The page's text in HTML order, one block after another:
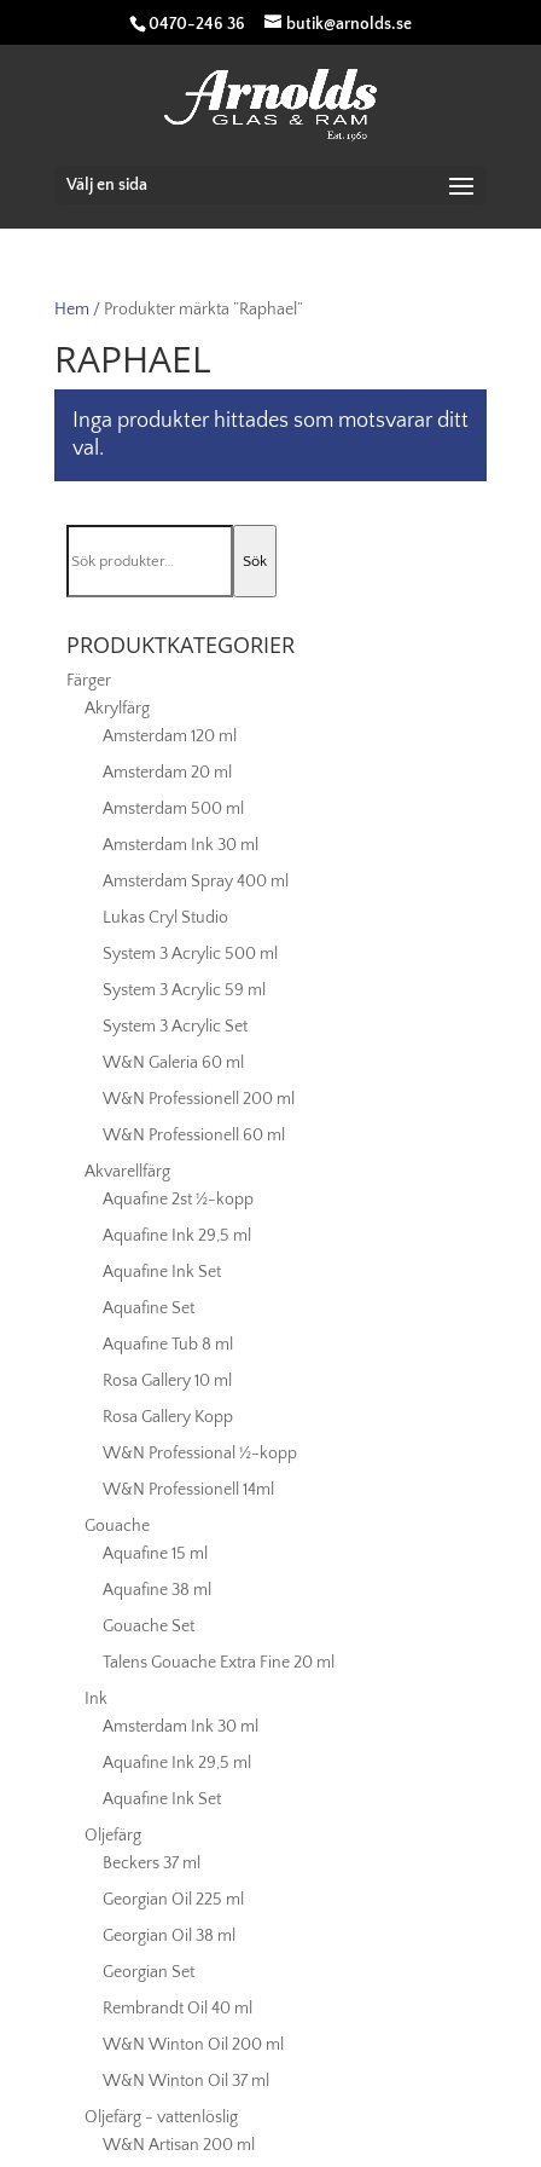
0470-246 36 butik@arnolds.se
Välj en sida
Hem / Produkter märkta ”Raphael”
RAPHAEL
Inga produkter hittades som motsvarar ditt
val.
efter:
Sök
PRODUKTKATEGORIER
Färger
Akrylfärg
Amsterdam 120 ml
Amsterdam 20 ml
Amsterdam 500 ml
Amsterdam Ink 30 ml
Amsterdam Spray 400 ml
Lukas Cryl Studio
System 3 Acrylic 500 ml
System 3 Acrylic 59 ml
System 3 Acrylic Set
W&N Galeria 60 ml
W&N Professionell 200 ml
W&N Professionell 60 ml
Akvarellfärg
Aquafine 2st ½-kopp
Aquafine Ink 29,5 ml
Aquafine Ink Set
Aquafine Set
Aquafine Tub 8 ml
Rosa Gallery 10 ml
Rosa Gallery Kopp
W&N Professional ½-kopp
W&N Professionell 14ml
Gouache
Aquafine 15 ml
Aquafine 38 ml
Gouache Set
Talens Gouache Extra Fine 20 ml
Ink
Amsterdam Ink 30 ml
Aquafine Ink 29,5 ml
Aquafine Ink Set
Oljefärg
Beckers 37 ml
Georgian Oil 225 ml
Georgian Oil 38 ml
Georgian Set
Rembrandt Oil 40 ml
W&N Winton Oil 200 ml
W&N Winton Oil 37 ml
Oljefärg - vattenlöslig
W&N Artisan 200 ml